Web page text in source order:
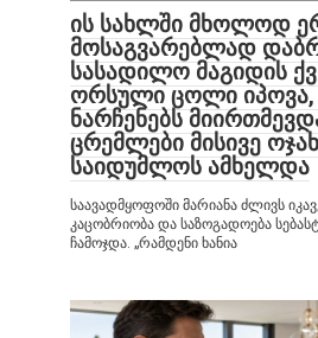
ის სახლში მხოლოდ
მოსაგვარებლად
სასადილო მაგიდის
ორსული ცოლი
ნარჩენებს
ცრემლები მისივე
საიდუმლოს ამხელდა
საავადმყოფოში მარიანა ძლივს
კაცობრიობა და საზოგადოება
ჩამოჯდა. „რამდენი ხანია